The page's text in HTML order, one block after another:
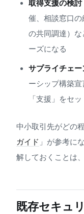
取得支援の検討
催、相談窓口
の共同調達）
ーズになる
サプライチェ
ーシップ構築
「支援」をセ
中小取引先がどの
ガイド 」が参考に
解しておくことは
既存セキュ